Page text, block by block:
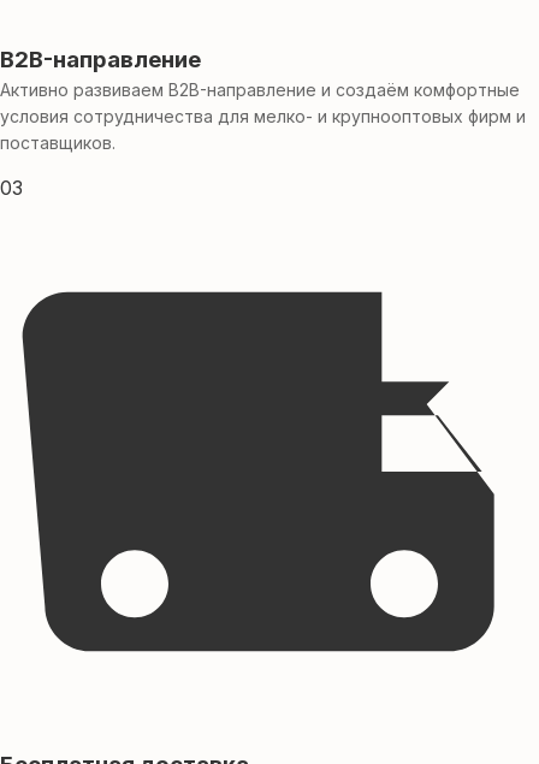
B2B-направление
Активно развиваем B2B-направление и создаём комфортные
условия сотрудничества для мелко- и крупнооптовых фирм и
поставщиков.
03